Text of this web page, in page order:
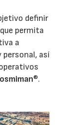
definir
permita
a
personal, así
®.